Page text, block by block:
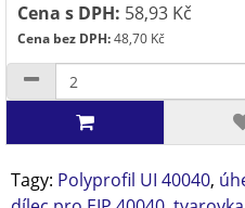
Cena s DPH: 58,93 Kč
Cena bez DPH:48,70 Kč
Tagy: Polyprofil UI 40040,